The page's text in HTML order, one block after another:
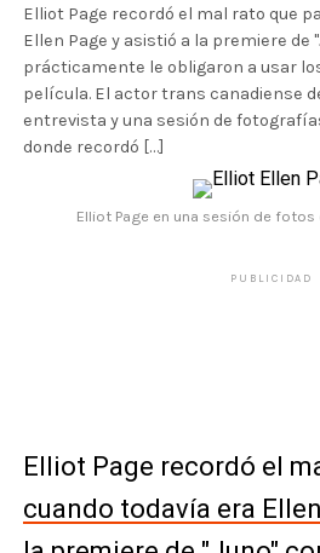
Elliot Page recordó el mal rato que
Ellen Page y asistió a la premiere de
prácticamente le obligaron a usar
película. El actor trans canadiense
entrevista y una sesión de
donde recordó […]
Elliot Page en una sesión de
PUBLICIDAD
Elliot Page recordó el
cuando todavía era